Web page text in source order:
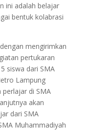
ini adalah belajar
bentuk kolabrasi
mengirimkan
pertukaran
siswa dari SMA
Lampung
di SMA
akan
dari SMA
Muhammadiyah